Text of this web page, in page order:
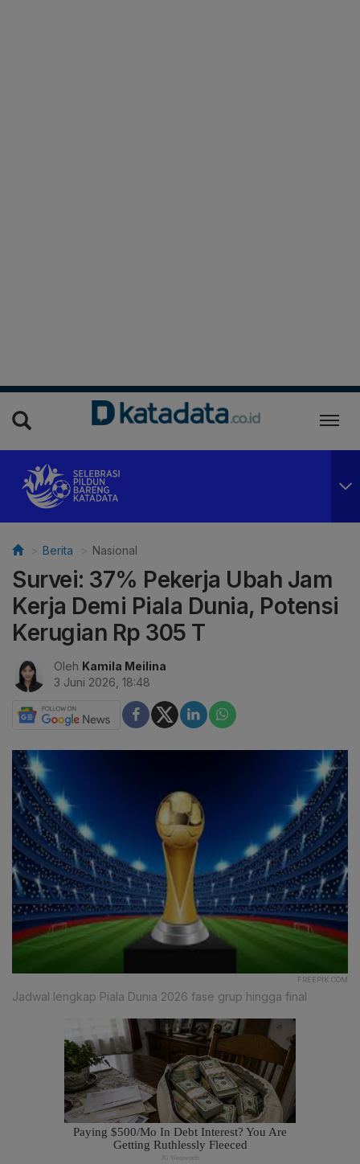
Berita Nasional
Survei: 37% Pekerja Ubah Jam
Kerja Demi Piala Dunia, Potensi
Kerugian Rp 305 T
Oleh Kamila Meilina
3 Juni 2026, 18:48
FREEPIK.COM
Jadwal lengkap Piala Dunia 2026 fase grup hingga final